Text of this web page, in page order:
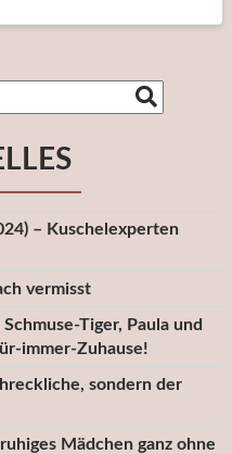
– Kuschelexperten
vermisst
Tiger, Paula und
immer-Zuhause!
sondern der
Mädchen ganz ohne